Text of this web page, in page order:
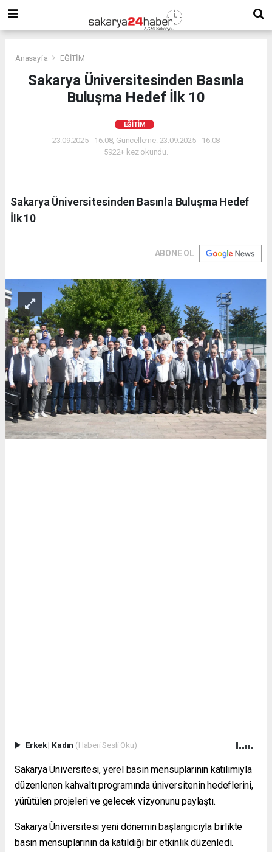
Anasayfa EĞİTİM
Sakarya Üniversitesinden Basınla
Buluşma Hedef İlk 10
EĞİTİM
23.09.2025 - 16:08, Güncelleme: 23.09.2025 - 16:08
5922+ kez okundu.
Sakarya Üniversitesinden Basınla Buluşma Hedef
İlk 10
ABONE OL
Erkek| Kadın (Haberi Sesli Oku)
Sakarya Üniversitesi, yerel basın mensuplarının katılımıyla
düzenlenen kahvaltı programında üniversitenin hedeflerini,
yürütülen projeleri ve gelecek vizyonunu paylaştı.
Sakarya Üniversitesi yeni dönemin başlangıcıyla birlikte
basın mensuplarının da katıldığı bir etkinlik düzenledi.